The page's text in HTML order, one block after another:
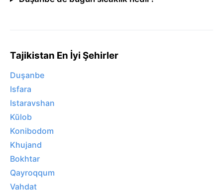
Tajikistan En İyi Şehirler
Duşanbe
Isfara
Istaravshan
Kŭlob
Konibodom
Khujand
Bokhtar
Qayroqqum
Vahdat